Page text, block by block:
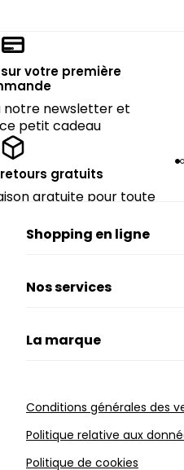
votre première
notre newsletter et
petit cadeau
gratuits
gratuite pour toute
Shopping en ligne
Nos services
La marque
Conditions générales des
Politique relative aux
Politique de cookies